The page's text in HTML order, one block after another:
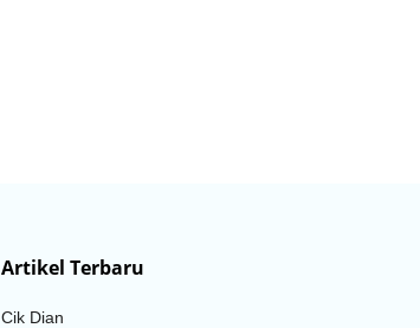
Artikel Terbaru
Cik Dian